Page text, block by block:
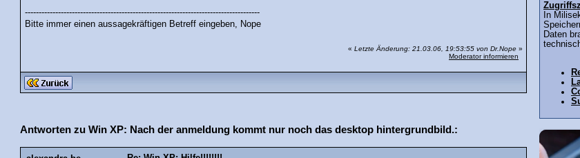
-------------------------------------------------------------------------------------
Bitte immer einen aussagekräftigen Betreff eingeben, Nope
« Letzte Änderung: 21.03.06, 19:53:55 von Dr.Nope »
Moderator informieren
Antworten zu Win XP: Nach der anmeldung kommt nur noch das desktop hintergrundbild.:
In
Daten